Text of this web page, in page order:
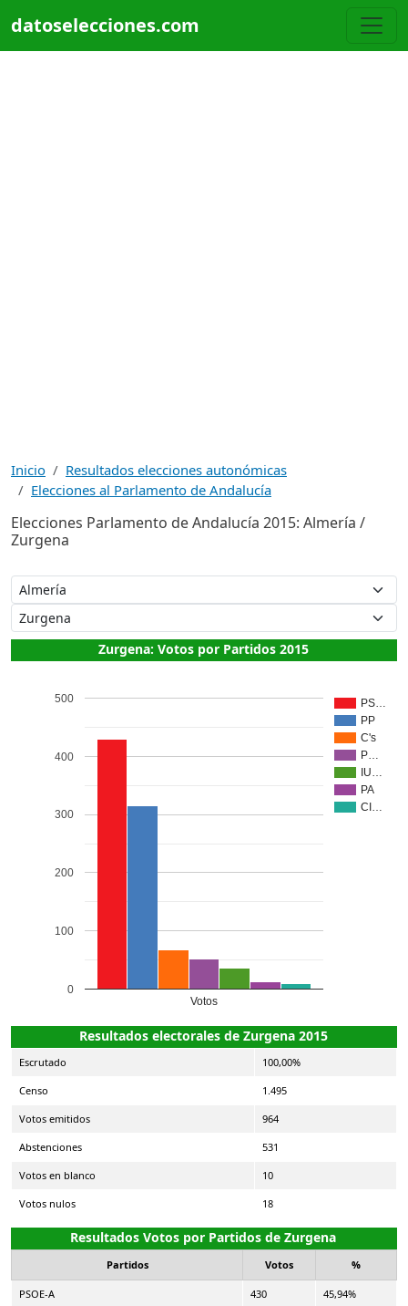
datoselecciones.com
Inicio
Resultados elecciones autonómicas
Elecciones al Parlamento de Andalucía
Elecciones Parlamento de Andalucía 2015: Almería /
Zurgena
Zurgena: Votos por Partidos 2015
PS…
PP
C's
P…
IU…
PA
CI…
Votos
0
100
200
300
400
500
Resultados electorales de Zurgena 2015
Escrutado 100,00%
Censo 1.495
Votos emitidos 964
Abstenciones 531
Votos en blanco 10
Votos nulos 18
Resultados Votos por Partidos de Zurgena
Partidos Votos %
PSOE-A 430 45,94%